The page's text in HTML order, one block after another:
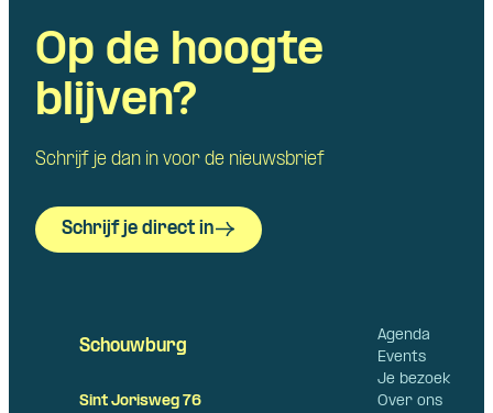
Op de hoogte
blijven?
Schrijf je dan in voor de nieuwsbrief
Schrijf je direct in
Agenda
Events
Je bezoek
Over ons
Schouwburg
Sint Jorisweg 76